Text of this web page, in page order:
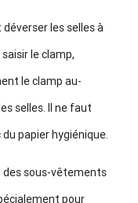
les selles à
le clamp,
le clamp au-
selles. Il ne faut
papier hygiénique.
des sous-vêtements
pour